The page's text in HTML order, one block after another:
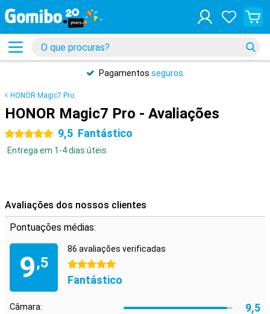
Pagamentos seguros
HONOR Magic7 Pro
HONOR Magic7 Pro - Avaliações
5 estrelas 9,5 Fantástico
Entrega em 1-4 dias úteis
Avaliações dos nossos clientes
Pontuações médias:
9,5
86 avaliações verificadas
5 estrelas
Fantástico
Câmara: 9,5